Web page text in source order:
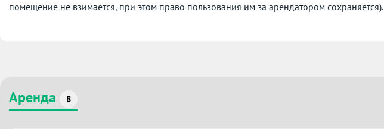
помещение не взимается, при этом право пользования им за арендатором сохраняется).
Аренда 8